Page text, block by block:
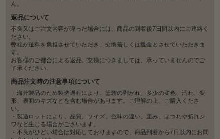
ん。
返品について
不良又はご注文内容が違った場合には、商品の到着後7日間以内にご連絡く
ださい。
弊社が送料を負担させていただき、交換若しくは返金とさせていただきま
す。
お客様のご都合による返品、交換につきましては、承っていませんのでご
了承ください。
商品注文時の注意事項について
・海外製品のため製造過程により、塗装の剥がれ、多少の変色、汚れ、変
形、表面のキズなどを含む場合があります。ご理解の上、ご購入くださ
い。
・製造ロットにより、品質、サイズ、色味の違い、歪み、ほつれや折れジ
ワなど生じる場合がございます。
・不良がひどい場合は対応しておりますので、商品到着から7日以内にお問